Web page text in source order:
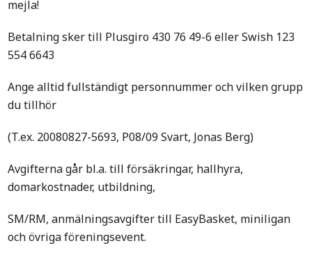
mejla!
Betalning sker till Plusgiro 430 76 49-6 eller Swish 123
554 6643
Ange alltid fullständigt personnummer och vilken grupp
du tillhör
(T.ex. 20080827-5693, P08/09 Svart, Jonas Berg)
Avgifterna går bl.a. till försäkringar, hallhyra,
domarkostnader, utbildning,
SM/RM, anmälningsavgifter till EasyBasket, miniligan
och övriga föreningsevent.